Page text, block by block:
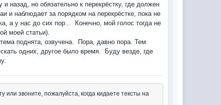
назад, но обязательно к перекрёстку, где должен
и наблюдает за порядком на перекрёстке, пока не
а у нас до сих пор... Конечно, мой голос тогда не
моей статьи).
поднята, озвучена. Пора, давно пора. Тем
одних, другое было время. Буду везде, где
или звоните, пожалуйста, когда кидаете тексты на